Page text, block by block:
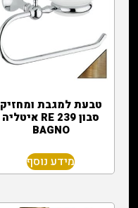
טבעת למגבת ומחזיק
סבון 239 RE איטליה
BAGNO
מידע נוסף